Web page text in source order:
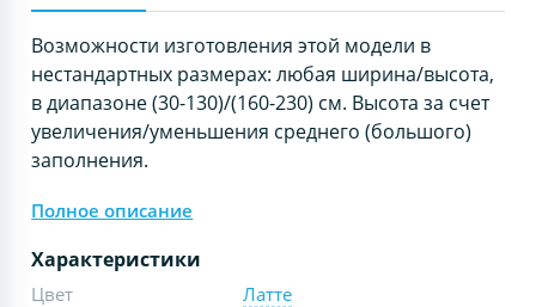
Возможности изготовления этой модели в
нестандартных размерах: любая ширина/высота,
в диапазоне (30-130)/(160-230) см. Высота за счет
увеличения/уменьшения среднего (большого)
заполнения.
Полное описание
Характеристики
Цвет Латте